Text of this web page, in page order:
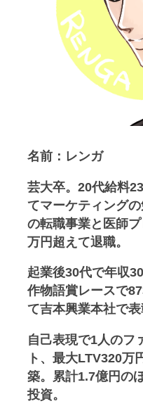
名前：レンガ
芸大卒。20代給料
てマーケティング
の転職事業と医師
万円超えて退職。
起業後30代で年収
作物語賞レースで
て吉本興業本社で表
自己表現で1人のフ
ト、最大LTV320万
築。累計1.7億円の
投資。